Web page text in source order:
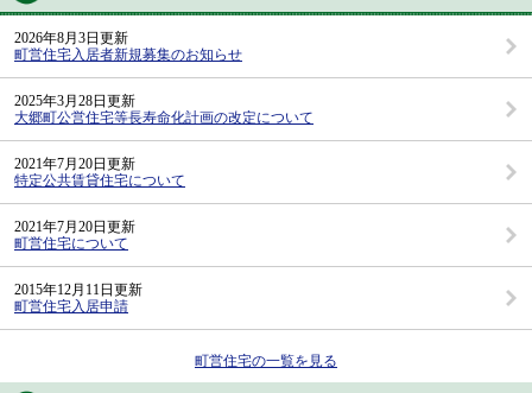
2026年8月3日更新
町営住宅入居者新規募集のお知らせ
2025年3月28日更新
大郷町公営住宅等長寿命化計画の改定について
2021年7月20日更新
特定公共賃貸住宅について
2021年7月20日更新
町営住宅について
2015年12月11日更新
町営住宅入居申請
町営住宅の一覧を見る